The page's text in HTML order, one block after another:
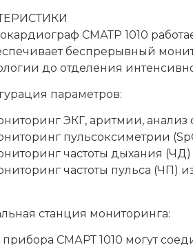
СМАТР 1010
беспрерывный
до отделения
параметров:
ЭКГ, аритмии, анализ
пульсоксиметрии
частоты дыхания (ЧД)
частоты пульса (ЧП)
станция мониторинга:
прибора СМАРТ 1010 могут